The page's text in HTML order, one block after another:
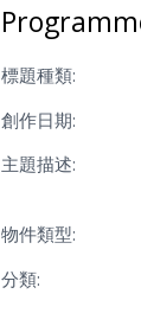
標題種類:
創作日期:
主題描述:
物件類型:
分類: